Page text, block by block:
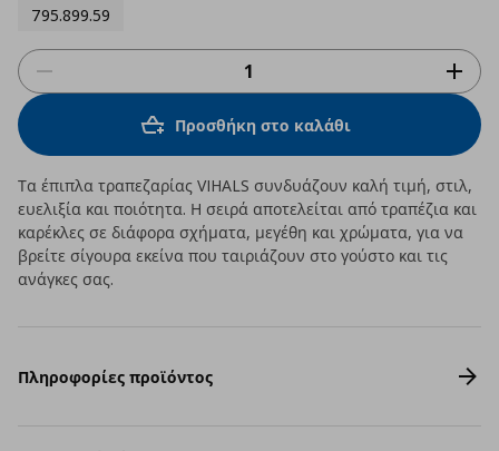
795.899.59
Προσθήκη στο καλάθι
Τα έπιπλα τραπεζαρίας VIHALS συνδυάζουν καλή τιμή, στιλ,
ευελιξία και ποιότητα. Η σειρά αποτελείται από τραπέζια και
καρέκλες σε διάφορα σχήματα, μεγέθη και χρώματα, για να
βρείτε σίγουρα εκείνα που ταιριάζουν στο γούστο και τις
ανάγκες σας.
Πληροφορίες προϊόντος